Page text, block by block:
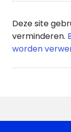
Deze site
verminderen.
worden